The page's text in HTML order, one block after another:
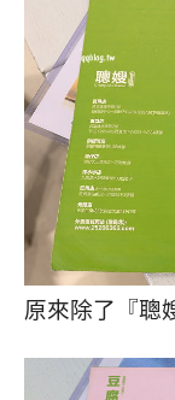
原來除了『聰